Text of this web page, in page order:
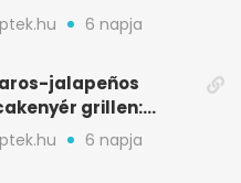
csirke, olvadó sajt
6 napja
jalapeños
grillen:
alj, puha belső
6 napja